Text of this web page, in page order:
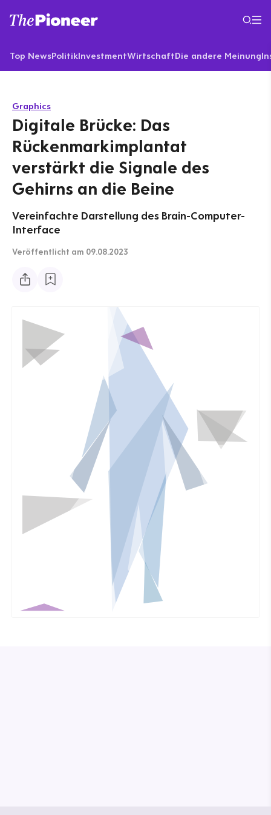
Top NewsPolitikInvestmentWirtschaftDie andere Meinung
Graphics
Digitale Brücke: Das
Rückenmarkimplantat
verstärkt die Signale des
Gehirns an die Beine
Vereinfachte Darstellung des Brain-Computer-
Interface
Veröffentlicht am 09.08.2023